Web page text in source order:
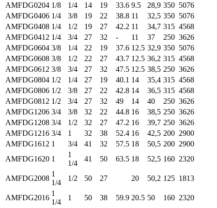
AMFDG0204 1/8 1/4 14 19 33.6 9.5 28,9 350 5076
AMFDG0406 1/4 3/8 19 22 38.8 11 32,5 350 5076
AMFDG0408 1/4 1/2 19 27 42.2 11 34,7 315 4568
AMFDG0412 1/4 3/4 27 32 - 11 37 250 3626
AMFDG0604 3/8 1/4 22 19 37.6 12.5 32,9 350 5076
AMFDG0608 3/8 1/2 22 27 43.7 12.5 36,2 315 4568
AMFDG0612 3/8 3/4 27 32 47.5 12.5 38,5 250 3626
AMFDG0804 1/2 1/4 27 19 40.1 14 35,4 315 4568
AMFDG0806 1/2 3/8 27 22 42.8 14 36,5 315 4568
AMFDG0812 1/2 3/4 27 32 49 14 40 250 3626
AMFDG1206 3/4 3/8 32 22 44.8 16 38,5 250 3626
AMFDG1208 3/4 1/2 32 27 47.2 16 39,7 250 3626
AMFDG1216 3/4 1 32 38 52.4 16 42,5 200 2900
AMFDG1612 1 3/4 41 32 57.5 18 50,5 200 2900
AMFDG1620 1
1
1/4
41 50 63.5 18 52,5 160 2320
AMFDG2008
1
1/4
1/2 50 27 20 50,2 125 1813
AMFDG2016
1
1/4
1 50 38 59.9 20.5 50 160 2320